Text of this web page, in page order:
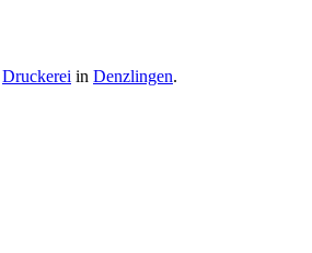
Druckerei in Denzlingen.